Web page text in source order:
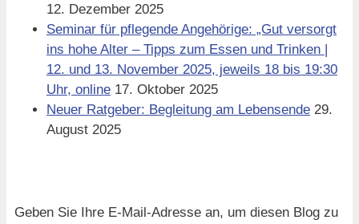
12. Dezember 2025
Seminar für pflegende Angehörige: „Gut versorgt
ins hohe Alter – Tipps zum Essen und Trinken |
12. und 13. November 2025, jeweils 18 bis 19:30
Uhr, online 17. Oktober 2025
Neuer Ratgeber: Begleitung am Lebensende 29.
August 2025
Geben Sie Ihre E-Mail-Adresse an, um diesen Blog zu